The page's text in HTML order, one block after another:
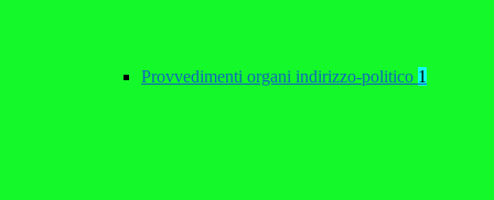
Provvedimenti organi indirizzo-politico 1